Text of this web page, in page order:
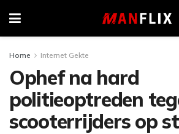
Home Internet Gekte
Ophef na hard
politieoptreden
scooterrijders op